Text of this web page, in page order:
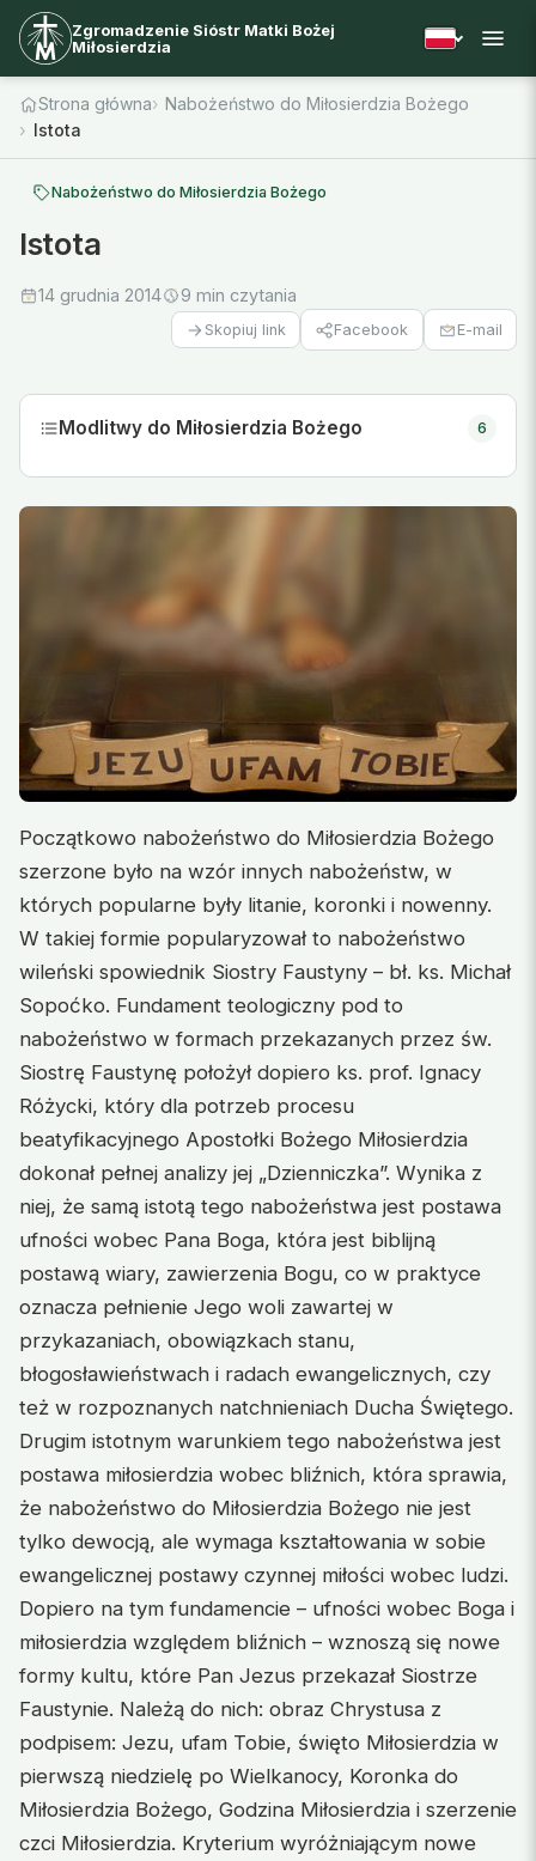
Zgromadzenie Sióstr Matki Bożej
Miłosierdzia
Strona główna
Nabożeństwo do Miłosierdzia Bożego
Istota
Nabożeństwo do Miłosierdzia Bożego
Istota
14 grudnia 2014 9 min czytania
Skopiuj link Facebook E-mail
Modlitwy do Miłosierdzia Bożego 6
Początkowo nabożeństwo do Miłosierdzia Bożego
szerzone było na wzór innych nabożeństw, w
których popularne były litanie, koronki i nowenny.
W takiej formie popularyzował to nabożeństwo
wileński spowiednik Siostry Faustyny – bł. ks. Michał
Sopoćko. Fundament teologiczny pod to
nabożeństwo w formach przekazanych przez św.
Siostrę Faustynę położył dopiero ks. prof. Ignacy
Różycki, który dla potrzeb procesu
beatyfikacyjnego Apostołki Bożego Miłosierdzia
dokonał pełnej analizy jej „Dzienniczka”. Wynika z
niej, że samą istotą tego nabożeństwa jest postawa
ufności wobec Pana Boga, która jest biblijną
postawą wiary, zawierzenia Bogu, co w praktyce
oznacza pełnienie Jego woli zawartej w
przykazaniach, obowiązkach stanu,
błogosławieństwach i radach ewangelicznych, czy
też w rozpoznanych natchnieniach Ducha Świętego.
Drugim istotnym warunkiem tego nabożeństwa jest
postawa miłosierdzia wobec bliźnich, która sprawia,
że nabożeństwo do Miłosierdzia Bożego nie jest
tylko dewocją, ale wymaga kształtowania w sobie
ewangelicznej postawy czynnej miłości wobec ludzi.
Dopiero na tym fundamencie – ufności wobec Boga i
miłosierdzia względem bliźnich – wznoszą się nowe
formy kultu, które Pan Jezus przekazał Siostrze
Faustynie. Należą do nich: obraz Chrystusa z
podpisem: Jezu, ufam Tobie, święto Miłosierdzia w
pierwszą niedzielę po Wielkanocy, Koronka do
Miłosierdzia Bożego, Godzina Miłosierdzia i szerzenie
czci Miłosierdzia. Kryterium wyróżniającym nowe